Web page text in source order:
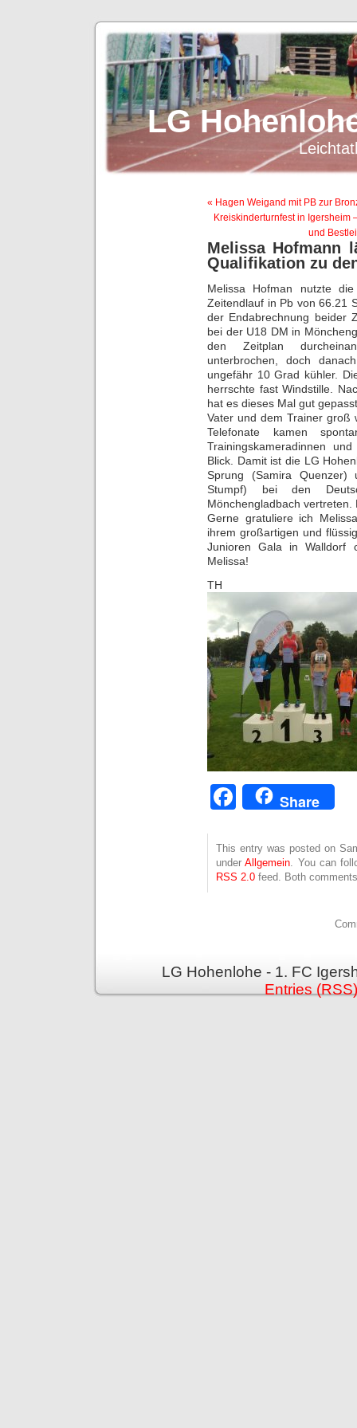
LG
« Hagen Weigand mit PB zur
Kreiskinderturnfest in Igersheim
und
Melissa Hofmann
Qualifikation zu
Melissa Hofman nutzte
Zeitendlauf in Pb von 66.21
der Endabrechnung beider
bei der U18 DM in
den Zeitplan
unterbrochen, doch
ungefähr 10 Grad kühler.
herrschte fast Windstille.
hat es dieses Mal gut
Vater und dem Trainer groß
Telefonate kamen
Trainingskameradinnen
Blick. Damit ist die LG
Sprung (Samira
Stumpf) bei den
Mönchengladbach vertreten.
Gerne gratuliere ich
ihrem großartigen und
Junioren Gala in Walldorf
Melissa!
TH
Facebook
Share
This entry was posted on
underAllgemein. You can
RSS 2.0 feed. Both
LG Hohenlohe - 1. FC
Entries (RSS)